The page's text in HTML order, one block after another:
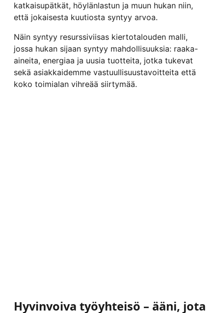
katkaisupätkät, höylänlastun ja muun hukan niin,
että jokaisesta kuutiosta syntyy arvoa.
Näin syntyy resurssiviisas kiertotalouden malli,
jossa hukan sijaan syntyy mahdollisuuksia: raaka-
aineita, energiaa ja uusia tuotteita, jotka tukevat
sekä asiakkaidemme vastuullisuustavoitteita että
koko toimialan vihreää siirtymää.
Hyvinvoiva työyhteisö – ääni, jota